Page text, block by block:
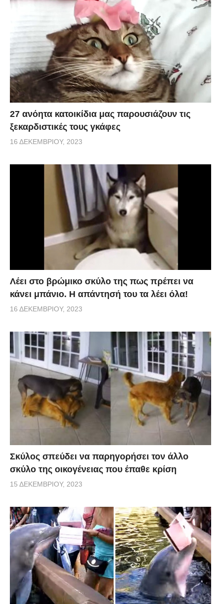
27 ανόητα κατοικίδια μας παρουσιάζουν τις
ξεκαρδιστικές τους γκάφες
16 ΔΕΚΕΜΒΡΊΟΥ, 2023
Λέει στο βρώμικο σκύλο της πως πρέπει να
κάνει μπάνιο. Η απάντησή του τα λέει όλα!
16 ΔΕΚΕΜΒΡΊΟΥ, 2023
Σκύλος σπεύδει να παρηγορήσει τον άλλο
σκύλο της οικογένειας που έπαθε κρίση
15 ΔΕΚΕΜΒΡΊΟΥ, 2023